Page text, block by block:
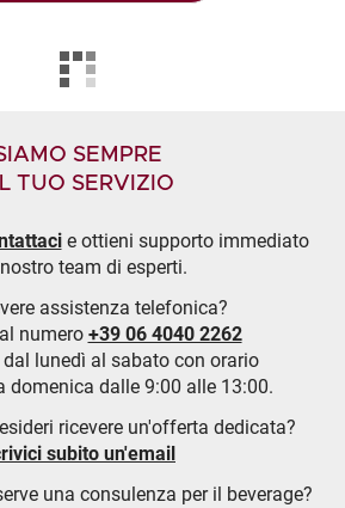
SEMPRE
TUO SERVIZIO
e ottieni supporto immediato
team di esperti.
assistenza telefonica?
numero +39 06 4040 2262
lunedì al sabato con orario
domenica dalle 9:00 alle 13:00.
ricevere un'offerta dedicata?
subito un'email
una consulenza per il beverage?